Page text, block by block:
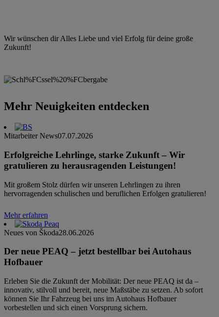
Wir wünschen dir Alles Liebe und viel Erfolg für deine große
Zukunft!
Mehr Neuigkeiten entdecken
Mitarbeiter News07.07.2026
Erfolgreiche Lehrlinge, starke Zukunft – Wir
gratulieren zu herausragenden Leistungen!
Mit großem Stolz dürfen wir unseren Lehrlingen zu ihren
hervorragenden schulischen und beruflichen Erfolgen gratulieren!
Mehr erfahren
Neues von Škoda28.06.2026
Der neue PEAQ – jetzt bestellbar bei Autohaus
Hofbauer
Erleben Sie die Zukunft der Mobilität: Der neue PEAQ ist da –
innovativ, stilvoll und bereit, neue Maßstäbe zu setzen. Ab sofort
können Sie Ihr Fahrzeug bei uns im Autohaus Hofbauer
vorbestellen und sich einen Vorsprung sichern.